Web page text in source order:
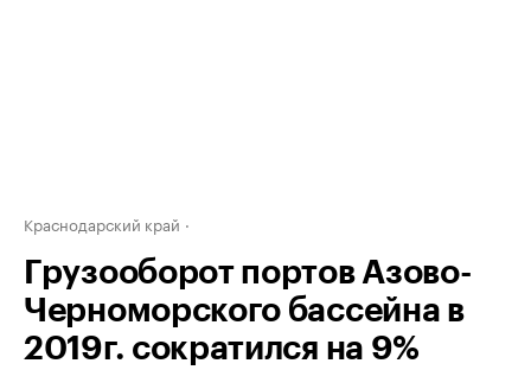
Краснодарский край
Грузооборот портов Азово-
Черноморского бассейна в
2019г. сократился на 9%